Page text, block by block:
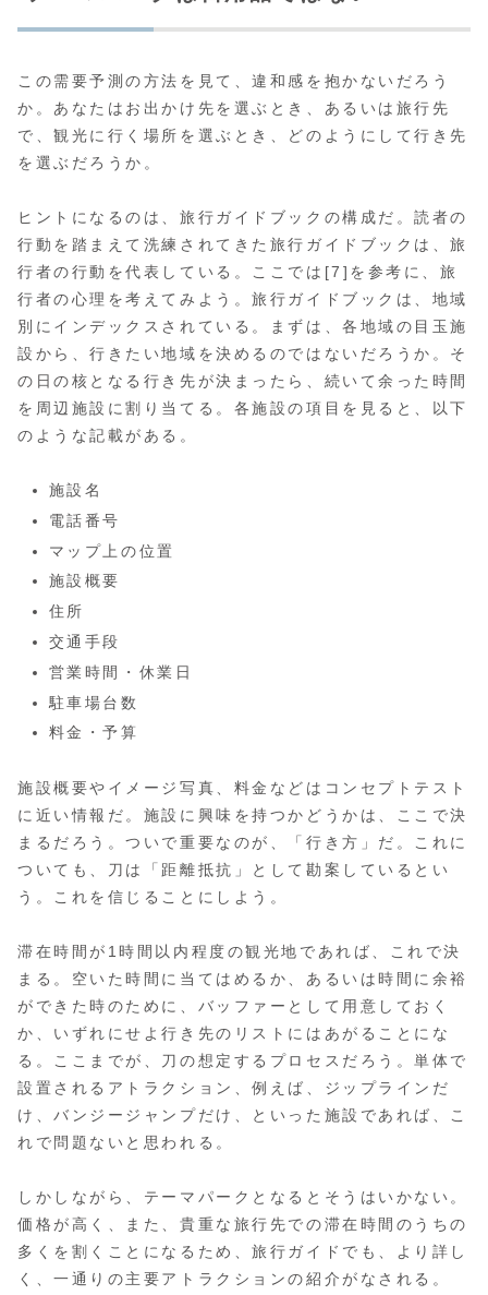
この需要予測の方法を見て、違和感を抱かないだろう
か。あなたはお出かけ先を選ぶとき、あるいは旅行先
で、観光に行く場所を選ぶとき、どのようにして行き先
を選ぶだろうか。
ヒントになるのは、旅行ガイドブックの構成だ。読者の
行動を踏まえて洗練されてきた旅行ガイドブックは、旅
行者の行動を代表している。ここでは[7]を参考に、旅
行者の心理を考えてみよう。旅行ガイドブックは、地域
別にインデックスされている。まずは、各地域の目玉施
設から、行きたい地域を決めるのではないだろうか。そ
の日の核となる行き先が決まったら、続いて余った時間
を周辺施設に割り当てる。各施設の項目を見ると、以下
のような記載がある。
施設名
電話番号
マップ上の位置
施設概要
住所
交通手段
営業時間・休業日
駐車場台数
料金・予算
施設概要やイメージ写真、料金などはコンセプトテスト
に近い情報だ。施設に興味を持つかどうかは、ここで決
まるだろう。ついで重要なのが、「行き方」だ。これに
ついても、刀は「距離抵抗」として勘案しているとい
う。これを信じることにしよう。
滞在時間が1時間以内程度の観光地であれば、これで決
まる。空いた時間に当てはめるか、あるいは時間に余裕
ができた時のために、バッファーとして用意しておく
か、いずれにせよ行き先のリストにはあがることにな
る。ここまでが、刀の想定するプロセスだろう。単体で
設置されるアトラクション、例えば、ジップラインだ
け、バンジージャンプだけ、といった施設であれば、こ
れで問題ないと思われる。
しかしながら、テーマパークとなるとそうはいかない。
価格が高く、また、貴重な旅行先での滞在時間のうちの
多くを割くことになるため、旅行ガイドでも、より詳し
く、一通りの主要アトラクションの紹介がなされる。